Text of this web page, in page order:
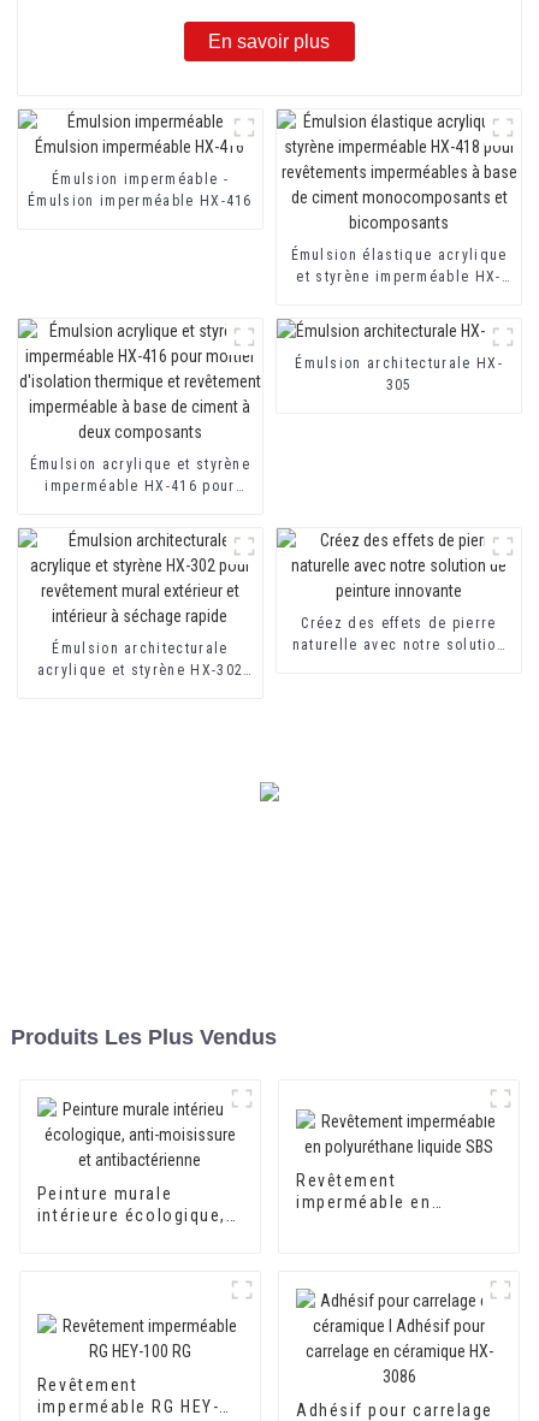
En savoir plus
Émulsion imperméable -
Émulsion imperméable HX-416
Émulsion élastique acrylique
et styrène imperméable HX-
imperméables à base de
ciment monocomposants et
bicomposants
Émulsion acrylique et styrène
imperméable HX-416 pour
et revêtement imperméable à
base de ciment à deux
composants
Émulsion architecturale HX-
305
Émulsion architecturale
acrylique et styrène HX-302
Créez des effets de pierre
naturelle avec notre solution
Produits Les Plus Vendus
Peinture murale
intérieure écologique,
Revêtement
imperméable en
Revêtement
imperméable RG HEY-
Adhésif pour carrelage